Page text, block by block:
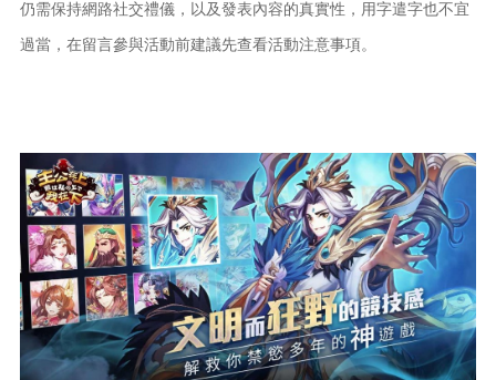
仍需保持網路社交禮儀，以及發表內容的真實性，用字遣字也不宜
過當，在留言參與活動前建議先查看活動注意事項。